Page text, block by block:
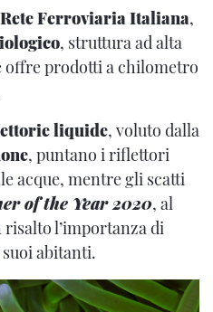
Rete Ferroviaria Italiana,
, struttura ad alta
offre prodotti a chilometro
liquide, voluto dalla
, puntano i riflettori
acque, mentre gli scatti
of the Year 2020, al
l’importanza di
suoi abitanti.